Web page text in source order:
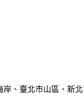
、臺北市山區、新